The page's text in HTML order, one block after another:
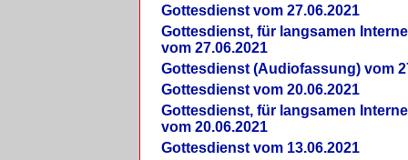
Gottesdienst vom 27.06.2021
Gottesdienst, für langsamen
vom 27.06.2021
Gottesdienst (Audiofassung) vom
Gottesdienst vom 20.06.2021
Gottesdienst, für langsamen
vom 20.06.2021
Gottesdienst vom 13.06.2021